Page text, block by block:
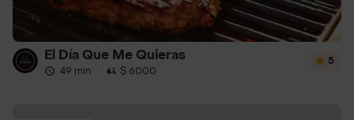
El Día Que Me Quieras
49 min · $ 6000
5